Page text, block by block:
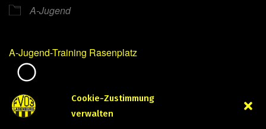
Cookie-Zustimmung
verwalten
A-Jugend
A-Jugend-Training Rasenplatz
August 8, 2023